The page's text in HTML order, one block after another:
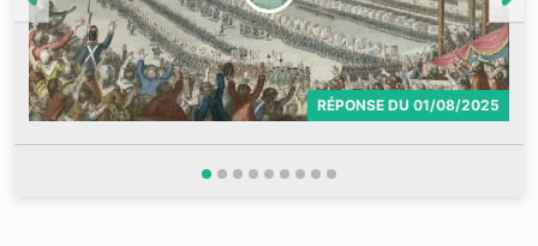
RÉPONSE DU 01/08/2025